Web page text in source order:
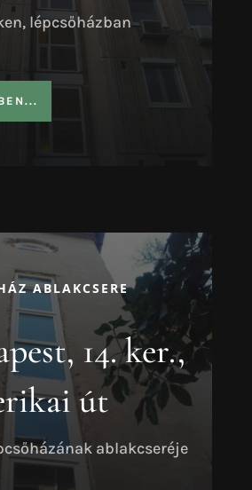
lépcsőházban
ABLAKCSERE
14. ker.,
út
ablakcseréje